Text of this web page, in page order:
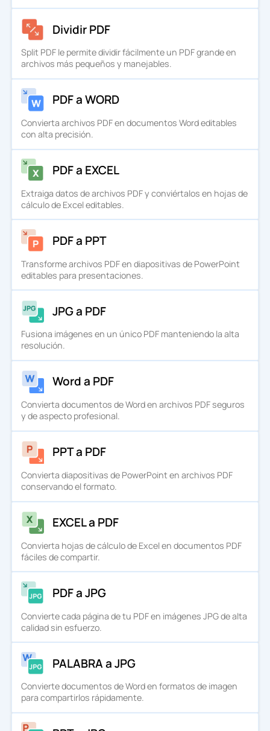
Dividir PDF
Split PDF le permite dividir fácilmente un PDF grande en
archivos más pequeños y manejables.
PDF a WORD
Convierta archivos PDF en documentos Word editables
con alta precisión.
PDF a EXCEL
Extraiga datos de archivos PDF y conviértalos en hojas de
cálculo de Excel editables.
PDF a PPT
Transforme archivos PDF en diapositivas de PowerPoint
editables para presentaciones.
JPG a PDF
Fusiona imágenes en un único PDF manteniendo la alta
resolución.
Word a PDF
Convierta documentos de Word en archivos PDF seguros
y de aspecto profesional.
PPT a PDF
Convierta diapositivas de PowerPoint en archivos PDF
conservando el formato.
EXCEL a PDF
Convierta hojas de cálculo de Excel en documentos PDF
fáciles de compartir.
PDF a JPG
Convierte cada página de tu PDF en imágenes JPG de alta
calidad sin esfuerzo.
PALABRA a JPG
Convierte documentos de Word en formatos de imagen
para compartirlos rápidamente.